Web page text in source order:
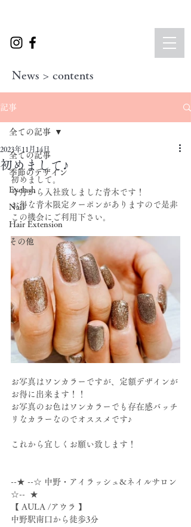
News > contents
記事
全ての記事
季節のデザイン
Eyelash
Nail
Hair Extension
その他
全ての記事
初めまして♪
2023年11月14日
初めまして。
今月から入社致しました青木です！
お得な青木限定クーポンがありますので是非
この機会にご利用下さい。
お写真はワンカラーですが、定額デザインが
お得に出来ます！！
お写真のお色はワンカラーでも存在感バッチ
リなカラーなのでオススメです♪
これから宜しくお願い致します！
--★ --☆ 中野・アイラッシュ&ネイルサロン
☆--  ★
【 AULA /アウラ 】
中野駅南口から徒歩3分